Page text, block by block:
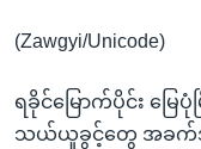
ရန်
သို့
ကျော်
(Zawgyi/Unicode)
ရခိုင်မြောက်ပိုင်း မြ
သယ်ယူခွင့်တွေ အခက်အ